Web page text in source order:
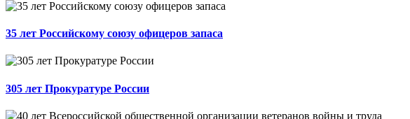
35 лет Российскому союзу офицеров запаса
305 лет Прокуратуре России